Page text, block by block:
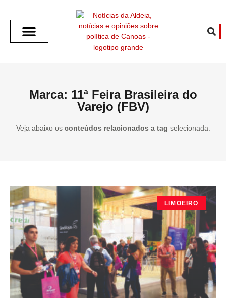
Marca: 11ª Feira Brasileira do
Varejo (FBV)
Veja abaixo os conteúdos relacionados a tag selecionada.
LIMOEIRO